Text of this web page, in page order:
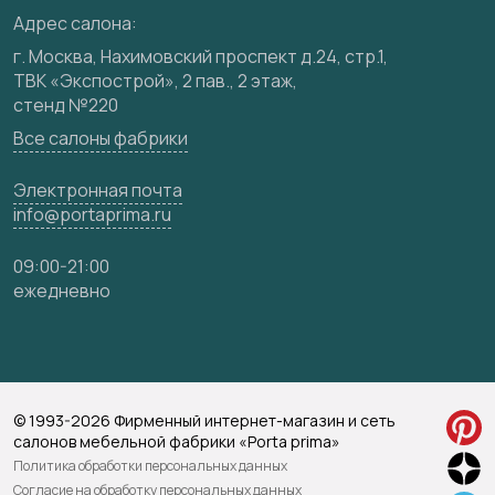
Видео
Карта сайта
Адрес салона:
г. Москва, Нахимовский проспект д.24, стр.1,
ТВК «Экспострой», 2 пав., 2 этаж,
стенд №220
Все салоны фабрики
Электронная почта
info@portaprima.ru
09:00-21:00
ежедневно
© 1993-2026 Фирменный интернет-магазин и сеть
салонов мебельной фабрики «Porta prima»
Политика обработки персональных данных
Согласие на обработку персональных данных